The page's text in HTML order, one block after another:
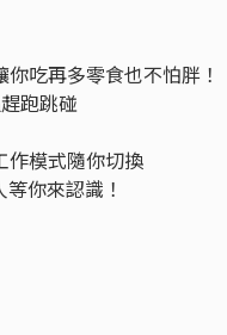
吃再多零食也不怕胖！
跑跳碰
作模式隨你切換
你來認識！